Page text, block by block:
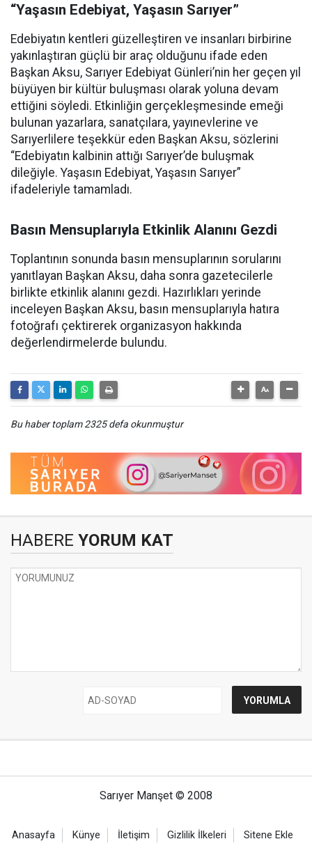
“Yaşasın Edebiyat, Yaşasın Sarıyer”
Edebiyatın kentleri güzelleştiren ve insanları birbirine
yakınlaştıran güçlü bir araç olduğunu ifade eden
Başkan Aksu, Sarıyer Edebiyat Günleri’nin her geçen yıl
büyüyen bir kültür buluşması olarak yoluna devam
ettiğini söyledi. Etkinliğin gerçekleşmesinde emeği
bulunan yazarlara, sanatçılara, yayınevlerine ve
Sarıyerlilere teşekkür eden Başkan Aksu, sözlerini
“Edebiyatın kalbinin attığı Sarıyer’de buluşmak
dileğiyle. Yaşasın Edebiyat, Yaşasın Sarıyer”
ifadeleriyle tamamladı.
Basın Mensuplarıyla Etkinlik Alanını Gezdi
Toplantının sonunda basın mensuplarının sorularını
yanıtlayan Başkan Aksu, daha sonra gazetecilerle
birlikte etkinlik alanını gezdi. Hazırlıkları yerinde
inceleyen Başkan Aksu, basın mensuplarıyla hatıra
fotoğrafı çektirerek organizasyon hakkında
değerlendirmelerde bulundu.
Bu haber toplam 2325 defa okunmuştur
HABERE YORUM KAT
Sarıyer Manşet © 2008
Anasayfa Künye İletişim Gizlilik İlkeleri Sitene Ekle